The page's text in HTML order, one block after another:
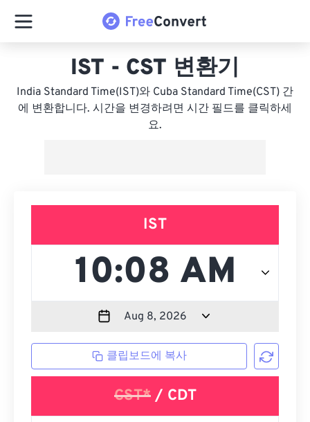
IST - CST 변환기
India Standard Time(IST)와 Cuba Standard Time(CST) 간
에 변환합니다. 시간을 변경하려면 시간 필드를 클릭하세
요.
IST
클립보드에 복사
CST*/ CDT